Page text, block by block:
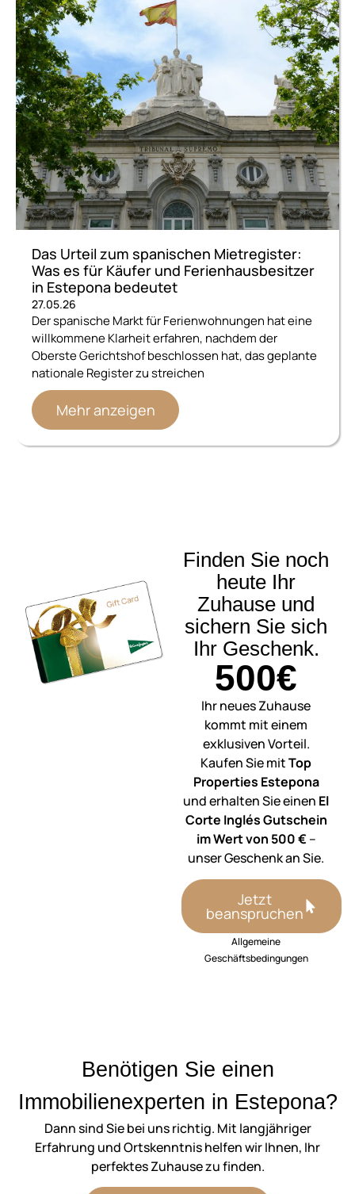
Das Urteil zum spanischen Mietregister:
Was es für Käufer und Ferienhausbesitzer
in Estepona bedeutet
27.05.26
Der spanische Markt für Ferienwohnungen hat eine
willkommene Klarheit erfahren, nachdem der
Oberste Gerichtshof beschlossen hat, das geplante
nationale Register zu streichen
Mehr anzeigen
Finden Sie noch
heute Ihr
Zuhause und
sichern Sie sich
Ihr Geschenk.
500€
Ihr neues Zuhause
kommt mit einem
exklusiven Vorteil.
Kaufen Sie mitTop
Properties Estepona
und erhalten Sie einen El
Corte Inglés Gutschein
im Wert von 500 € –
unser Geschenk an Sie.
Jetzt
beanspruchen
Allgemeine
Geschäftsbedingungen
Benötigen Sie einen
Immobilienexperten in Estepona?
Dann sind Sie bei uns richtig. Mit langjähriger
Erfahrung und Ortskenntnis helfen wir Ihnen, Ihr
perfektes Zuhause zu finden.